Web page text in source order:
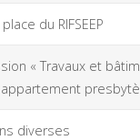
du RIFSEEP
« Travaux et
appartement
diverses